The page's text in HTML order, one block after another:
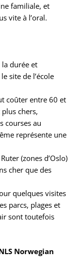
familiale, et
vite à l’oral.
durée et
site de l’école
coûter entre 60 et
chers,
courses au
représente une
(zones d’Oslo)
cher que des
quelques visites
parcs, plages et
sont toutefois
Norwegian